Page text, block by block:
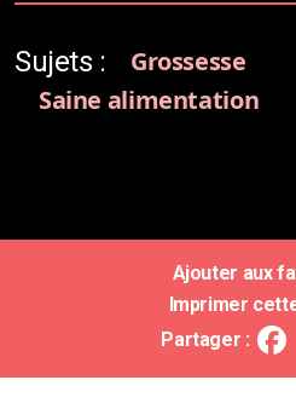
Sujets :
Grossesse
Saine alimentation
Partager :
Imprimer
Ajouter aux